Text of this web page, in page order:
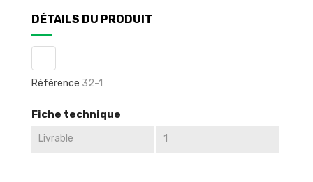
DÉTAILS DU PRODUIT
Référence 32-1
Fiche technique
Livrable 1